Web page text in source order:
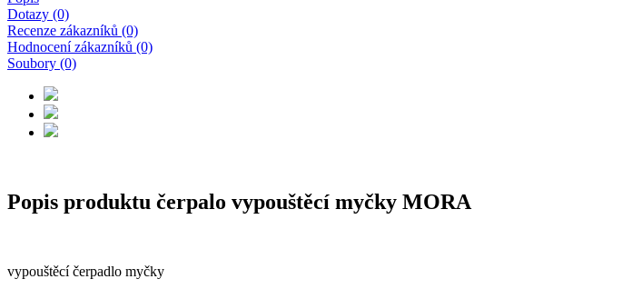
Dotazy (0)
Recenze zákazníků (0)
Hodnocení zákazníků (0)
Soubory (0)
Popis produktu čerpalo vypouštěcí myčky MORA
vypouštěcí čerpadlo myčky